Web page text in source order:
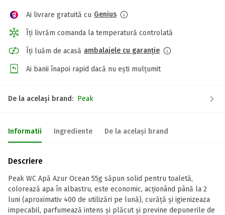
Ai livrare gratuită cu Genius
Îți livrăm comanda la temperatură controlată
Îți luăm de acasă ambalajele cu garanție
Ai banii înapoi rapid dacă nu ești mulțumit
De la același brand: Peak
Informatii Ingrediente De la același brand
Descriere
Peak WC Apă Azur Ocean 55g săpun solid pentru toaletă,
colorează apa în albastru, este economic, acționând până la 2
luni (aproximativ 400 de utilizări pe lună), curăță și igienizeaza
impecabil, parfumează intens și plăcut și previne depunerile de